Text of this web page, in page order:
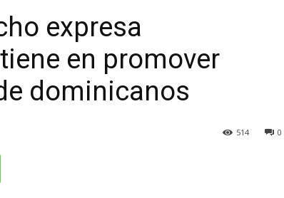
expresa
en promover
dominicanos
0
514